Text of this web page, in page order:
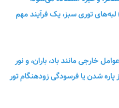
لبه‌های توری سبز، یک فرآیند مهم
خارجی مانند باد، باران، و نور
شدن یا فرسودگی زودهنگام تور